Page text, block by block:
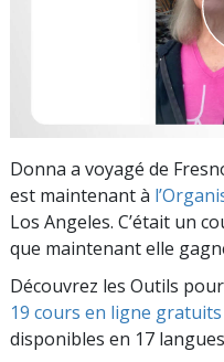
Donna a voyagé de
est maintenant à
Los Angeles. C’était un
que maintenant elle
Découvrez les Outils
19 cours en ligne gratuits
disponibles en 17